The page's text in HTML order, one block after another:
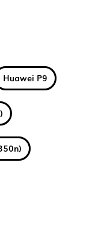
Huawei P9